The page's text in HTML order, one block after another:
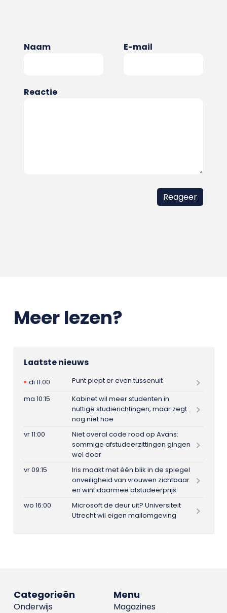
Naam E-mail
Reactie
Meer lezen?
Laatste nieuws
di 11:00
Punt piept er even tussenuit
ma 10:15
Kabinet wil meer studenten in
nuttige studierichtingen, maar zegt
nog niet hoe
vr 11:00
Niet overal code rood op Avans:
sommige afstudeerzittingen gingen
wel door
vr 09:15
Iris maakt met één blik in de spiegel
onveiligheid van vrouwen zichtbaar
en wint daarmee afstudeerprijs
wo 16:00
Microsoft de deur uit? Universiteit
Utrecht wil eigen mailomgeving
Menu
Magazines
Categorieën
Onderwijs